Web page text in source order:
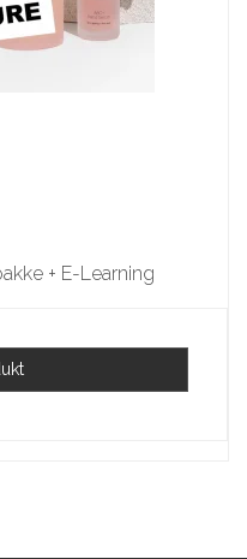
+ E-Learning